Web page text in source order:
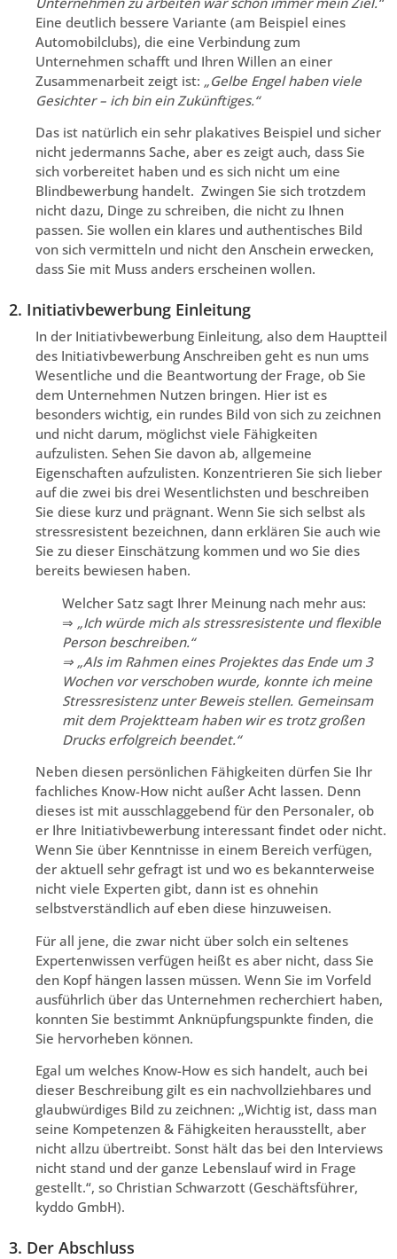
Eine deutlich bessere Variante (am Beispiel eines
Automobilclubs), die eine Verbindung zum
Unternehmen schafft und Ihren Willen an einer
Zusammenarbeit zeigt ist: „Gelbe Engel haben viele
Gesichter – ich bin ein Zukünftiges.“
Das ist natürlich ein sehr plakatives Beispiel und sicher
nicht jedermanns Sache, aber es zeigt auch, dass Sie
sich vorbereitet haben und es sich nicht um eine
Blindbewerbung handelt. Zwingen Sie sich trotzdem
nicht dazu, Dinge zu schreiben, die nicht zu Ihnen
passen. Sie wollen ein klares und authentisches Bild
von sich vermitteln und nicht den Anschein erwecken,
dass Sie mit Muss anders erscheinen wollen.
2. Initiativbewerbung Einleitung
In der Initiativbewerbung Einleitung, also dem Hauptteil
des Initiativbewerbung Anschreiben geht es nun ums
Wesentliche und die Beantwortung der Frage, ob Sie
dem Unternehmen Nutzen bringen. Hier ist es
besonders wichtig, ein rundes Bild von sich zu zeichnen
und nicht darum, möglichst viele Fähigkeiten
aufzulisten. Sehen Sie davon ab, allgemeine
Eigenschaften aufzulisten. Konzentrieren Sie sich lieber
auf die zwei bis drei Wesentlichsten und beschreiben
Sie diese kurz und prägnant. Wenn Sie sich selbst als
stressresistent bezeichnen, dann erklären Sie auch wie
Sie zu dieser Einschätzung kommen und wo Sie dies
bereits bewiesen haben.
Welcher Satz sagt Ihrer Meinung nach mehr aus:
⇒ „Ich würde mich als stressresistente und flexible
Person beschreiben.“
⇒ „Als im Rahmen eines Projektes das Ende um 3
Wochen vor verschoben wurde, konnte ich meine
Stressresistenz unter Beweis stellen. Gemeinsam
mit dem Projektteam haben wir es trotz großen
Drucks erfolgreich beendet.“
Neben diesen persönlichen Fähigkeiten dürfen Sie Ihr
fachliches Know-How nicht außer Acht lassen. Denn
dieses ist mit ausschlaggebend für den Personaler, ob
er Ihre Initiativbewerbung interessant findet oder nicht.
Wenn Sie über Kenntnisse in einem Bereich verfügen,
der aktuell sehr gefragt ist und wo es bekannterweise
nicht viele Experten gibt, dann ist es ohnehin
selbstverständlich auf eben diese hinzuweisen.
Für all jene, die zwar nicht über solch ein seltenes
Expertenwissen verfügen heißt es aber nicht, dass Sie
den Kopf hängen lassen müssen. Wenn Sie im Vorfeld
ausführlich über das Unternehmen recherchiert haben,
konnten Sie bestimmt Anknüpfungspunkte finden, die
Sie hervorheben können.
Egal um welches Know-How es sich handelt, auch bei
dieser Beschreibung gilt es ein nachvollziehbares und
glaubwürdiges Bild zu zeichnen: „Wichtig ist, dass man
seine Kompetenzen & Fähigkeiten herausstellt, aber
nicht allzu übertreibt. Sonst hält das bei den Interviews
nicht stand und der ganze Lebenslauf wird in Frage
gestellt.“, so Christian Schwarzott (Geschäftsführer,
kyddo GmbH).
3. Der Abschluss